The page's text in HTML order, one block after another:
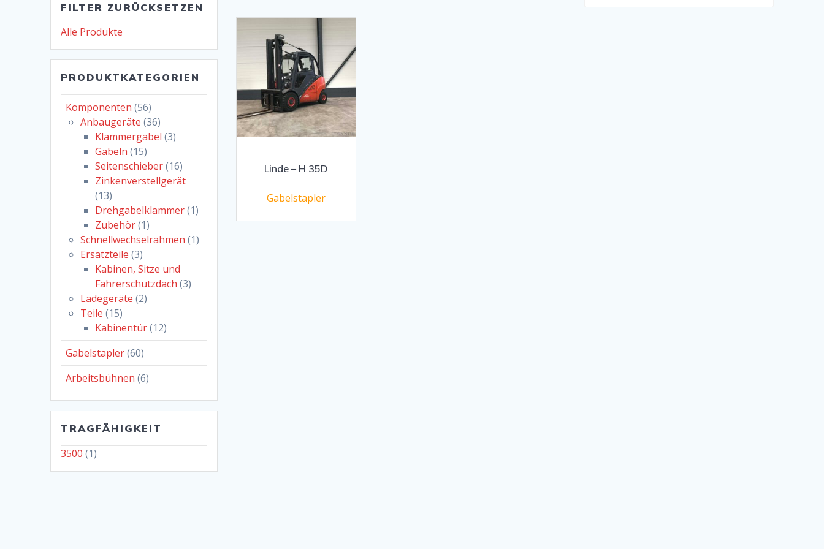
FILTER ZURÜCKSETZEN
Alle Produkte
PRODUKTKATEGORIEN
Komponenten (56)
Anbaugeräte (36)
Klammergabel (3)
Gabeln (15)
Seitenschieber(16)
Zinkenverstellgerät
(13)
Drehgabelklammer(1)
Zubehör(1)
Schnellwechselrahmen (1)
Ersatzteile (3)
Kabinen, Sitze und
Fahrerschutzdach (3)
Ladegeräte (2)
Teile (15)
Kabinentür(12)
Gabelstapler(60)
Arbeitsbühnen (6)
TRAGFÄHIGKEIT
3500 (1)
Linde – H 35D
Gabelstapler